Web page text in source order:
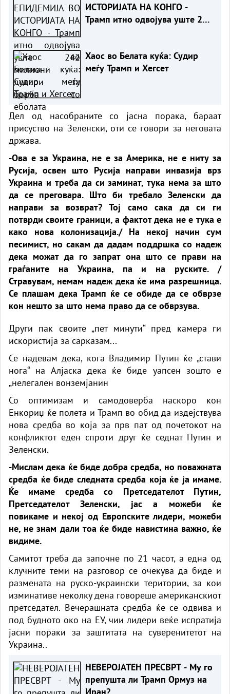
ИСТОРИЈАТА НА КОНГО -
Трамп итно одвојува уште 242
Хаос во Белата куќа: Судир
меѓу Трамп и Хегсет
Дел од насобраните со јасна порака, бараат
присуство на Зеленски, оти се говори за неговата
држава.
-Ова е за Украина, не е за Америка, не е ниту за
Русија, освен што Русија направи инвазија врз
Украина и треба да си заминат, тука нема за што
да се преговара. Што би требало Зеленски да
направи за возврат? Тој само сака да си ги
потврди своите граници, а фактот дека не е тука е
како нова колонизација./ На некој начин сум
песимист, но сакам да дадам поддршка со надеж
дека можат да го запрат она што се прави на
граѓаните на Украина, па и на руските. /
Стравувам, немам надеж дека ќе има разрешница.
Се плашам дека Трамп ќе се обиде да се обврзе
кон нешто за што нема право да се обврзува.
Други пак своите „пет минути“ пред камера ги
искористија за сарказам...
Се надевам дека, кога Владимир Путин ќе „стави
нога“ на Алјаска дека ќе биде уапсен зошто е
„нелегален вонземјанин
Со оптимизам и самодоверба наскоро кон
Енкориџ ќе полета и Трамп во обид да издејствува
нова средба во која за прв пат од почетокот на
конфликтот еден спроти друг ќе седнат Путин и
Зеленски.
-Мислам дека ќе биде добра средба, но поважната
средба ќе биде следната средба која ќе ја имаме.
Ќе имаме средба со Претседателот Путин,
Претседателот Зеленски, јас а можеби ќе
повикаме и некој од Европските лидери, можеби
не, не знам дали тоа ќе биде навистина важно, ќе
видиме.
Самитот треба да започне по 21 часот, а една од
клучните теми на разговор се очекува да биде и
размената на руско-украински територии, за кои
изминативе неколку дена говореше американскиот
претседател. Вечерашната средба ќе се одвива и
под будното око на ЕУ, чии лидери веќе испратија
јасни пораки за заштитата на суверенитетот на
Украина..
НЕВЕРОЈАТЕН ПРЕСВРТ - Му го
препушта ли Трамп Ормуз на
Иран?